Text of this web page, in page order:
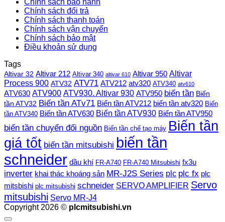
Chính sách bảo hành
Chính sách đổi trả
Chính sách thanh toán
Chính sách vận chuyển
Chính sách bảo mật
Điều khoản sử dụng
Tags
Altivar 32 Altivar 212 Altivar 340 altivar 610 Altivar 950 Altivar
Process 900 ATV32 ATV71 ATV212 atv320 ATV340 atv610
ATV630 ATV900 ATV930. Altivar 930 ATV950 biến tần Biến
tần ATV32 Biến tần ATv71 Biến tần ATV212 biến tần atv320 Biến
tần ATV340 Biến tần ATV630 Biến tần ATV930 Biến tần ATV950
biến tần chuyển đổi nguồn Biến tần chế tạo máy Biến tần
giá tốt biến tần mitsubishi biến tần
schneider dầu khí FR-A740 FR-A740 Mitsubishi fx3u
inverter khai thác khoáng sản MR-J2S Series plc plc fx plc
mitsbishi plc mitsubishi schneider SERVO AMPLIFIER Servo
mitsubishi Servo MR-J4
Copyright 2026 © plcmitsubishi.vn